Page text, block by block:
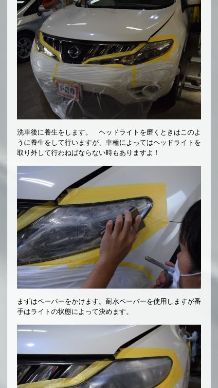
洗車後に養生をします。 ヘッドライトを磨くときはこのよ
うに養生をして行いますが、車種によってはヘッドライトを
取り外して行わねばならない時もありますよ！
まずはペーパーをかけます。耐水ペーパーを使用しますが番
手はライトの状態によって決めます。